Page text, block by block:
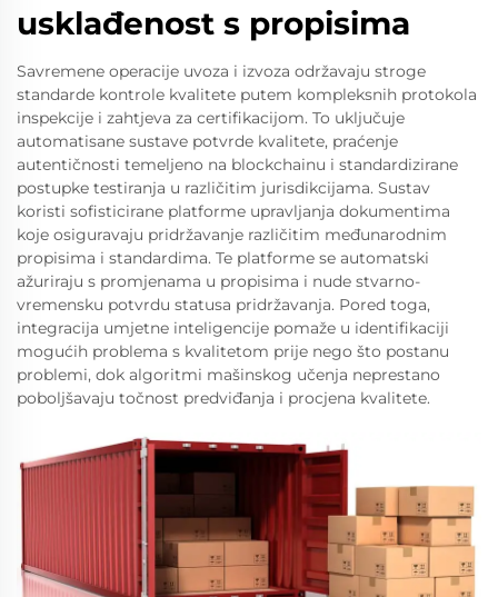
usklađenost s propisima
Savremene operacije uvoza i izvoza održavaju stroge
standarde kontrole kvalitete putem kompleksnih protokola
inspekcije i zahtjeva za certifikacijom. To uključuje
automatisane sustave potvrde kvalitete, praćenje
autentičnosti temeljeno na blockchainu i standardizirane
postupke testiranja u različitim jurisdikcijama. Sustav
koristi sofisticirane platforme upravljanja dokumentima
koje osiguravaju pridržavanje različitim međunarodnim
propisima i standardima. Te platforme se automatski
ažuriraju s promjenama u propisima i nude stvarno-
vremensku potvrdu statusa pridržavanja. Pored toga,
integracija umjetne inteligencije pomaže u identifikaciji
mogućih problema s kvalitetom prije nego što postanu
problemi, dok algoritmi mašinskog učenja neprestano
poboljšavaju točnost predviđanja i procjena kvalitete.